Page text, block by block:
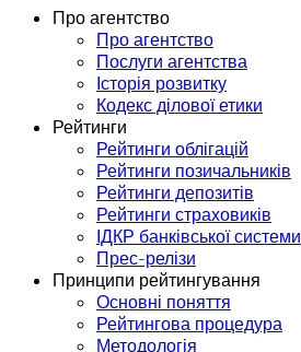
Про агентство
Про агентство
Послуги агентства
Історія розвитку
Кодекс ділової етики
Рейтинги
Рейтинги облігацій
Рейтинги позичальників
Рейтинги депозитів
Рейтинги страховиків
ІДКР банківської системи
Прес-релізи
Принципи рейтингування
Основні поняття
Рейтингова процедура
Методологія